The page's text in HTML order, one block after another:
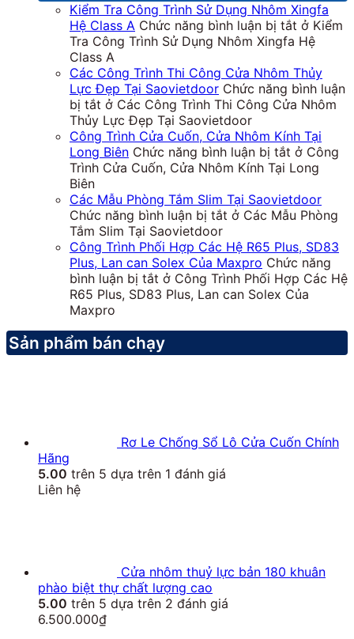
Kiểm Tra Công Trình Sử Dụng Nhôm Xingfa
Hệ Class A Chức năng bình luận bị tắt ở Kiểm
Tra Công Trình Sử Dụng Nhôm Xingfa Hệ
Class A
Các Công Trình Thi Công Cửa Nhôm Thủy
Lực Đẹp Tại Saovietdoor Chức năng bình luận
bị tắt ở Các Công Trình Thi Công Cửa Nhôm
Thủy Lực Đẹp Tại Saovietdoor
Công Trình Cửa Cuốn, Cửa Nhôm Kính Tại
Long Biên Chức năng bình luận bị tắt ở Công
Trình Cửa Cuốn, Cửa Nhôm Kính Tại Long
Biên
Các Mẫu Phòng Tắm Slim Tại Saovietdoor
Chức năng bình luận bị tắt ở Các Mẫu Phòng
Tắm Slim Tại Saovietdoor
Công Trình Phối Hợp Các Hệ R65 Plus, SD83
Plus, Lan can Solex Của Maxpro Chức năng
bình luận bị tắt ở Công Trình Phối Hợp Các Hệ
R65 Plus, SD83 Plus, Lan can Solex Của
Maxpro
Sản phẩm bán chạy
Rơ Le Chống Sổ Lô Cửa Cuốn Chính
Hãng
5.00 trên 5 dựa trên 1 đánh giá
Liên hệ
Cửa nhôm thuỷ lực bản 180 khuân
phào biệt thự chất lượng cao
5.00 trên 5 dựa trên 2 đánh giá
6.500.000₫